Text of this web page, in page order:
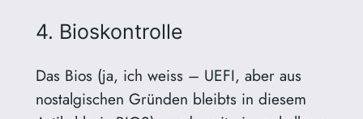
4. Bioskontrolle
Das Bios (ja, ich weiss – UEFI, aber aus
nostalgischen Gründen bleibts in diesem